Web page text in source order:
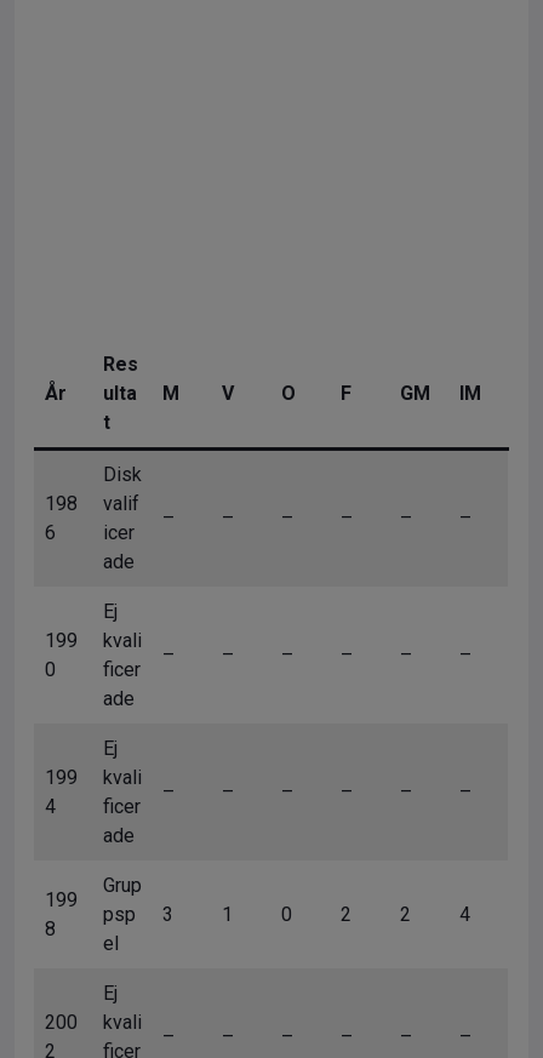
År
Res
ulta
t
M V O F GM IM
198
6
Disk
valif
icer
ade
– – – – – –
199
0
Ej
kvali
ficer
ade
– – – – – –
199
4
Ej
kvali
ficer
ade
– – – – – –
199
8
Grup
psp
el
3 1 0 2 2 4
200
2
Ej
kvali
ficer
– – – – – –